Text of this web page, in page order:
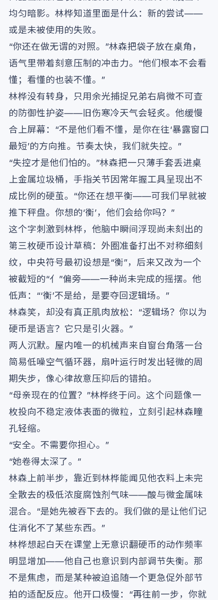
均匀暗影。林桦知道里面是什么：新的尝试——
或是未被使用的失败。
“你还在做无谓的对照。”林森把袋子放在桌角，
语气里带着刻意压制的冲击力。“他们根本不会看
懂；看懂的也装不懂。”
林桦没有转身，只用余光捕捉兄弟右肩微不可查
的防御性护姿——旧伤寒冷天气会轻炙。他缓慢
合上屏幕：“不是他们看不懂，是你在往‘暴露窗口
最短’的方向推。节奏太快，我们就失控。”
“失控才是他们怕的。”林森把一只薄手套丢进桌
上金属垃圾桶，手指关节因常年握工具呈现出不
成比例的硬茧。“你还在想平衡——可我们早就被
推下秤盘。你想的‘衡’，他们会给你吗？”
这个字刺激到林桦，他脑中瞬间浮现尚未刻出的
第三枚硬币设计草稿：外圈准备打出不对称细刻
纹，中央符号最初设想是“衡”，后来又改为一个
被截短的“亻”偏旁——一种尚未完成的摇摆。他
低声：“‘衡’不是给，是要夺回逻辑场。”
林森笑，却没有真正肌肉放松：“逻辑场？你以为
硬币是语言？它只是引火器。”
两人沉默。屋内唯一的机械声来自窗台角落一台
简易低噪空气循环器，扇叶运行时发出轻微的周
期失步，像心律故意压抑后的错拍。
“母亲现在的位置？”林桦终于问。这个问题像一
枚投向不稳定液体表面的微粒，立刻引起林森瞳
孔轻缩。
“安全。不需要你担心。”
“她卷得太深了。”
林森上前半步，靠近到林桦能闻见他衣料上未完
全散去的极低浓度腐蚀剂气味——酸与微金属味
混合。“是她先被吞下去的。我们做的是让他们记
住消化不了某些东西。”
林桦想起白天在课堂上无意识翻硬币的动作频率
明显增加——他自己也意识到内部调节失衡。那
不是焦虑，而是某种被迫追随一个更急促外部节
拍的适配反应。他开口极慢：“再往前一步，你就